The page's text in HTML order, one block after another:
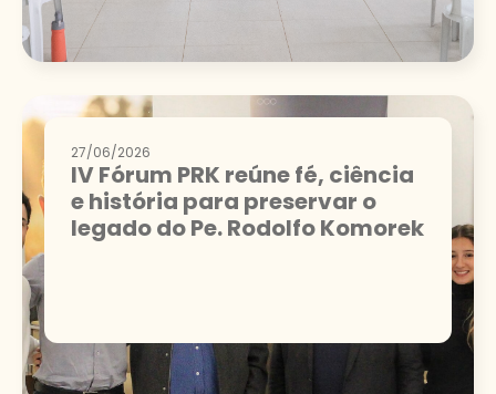
27/06/2026
IV Fórum PRK reúne fé, ciência
e história para preservar o
legado do Pe. Rodolfo Komorek